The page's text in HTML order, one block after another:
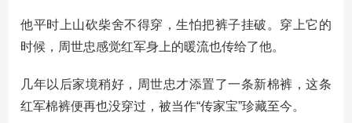
他平时上山砍柴舍不得穿，生怕把裤子挂破。穿上它的
时候，周世忠感觉红军身上的暖流也传给了他。
几年以后家境稍好，周世忠才添置了一条新棉裤，这条
红军棉裤便再也没穿过，被当作“传家宝”珍藏至今。